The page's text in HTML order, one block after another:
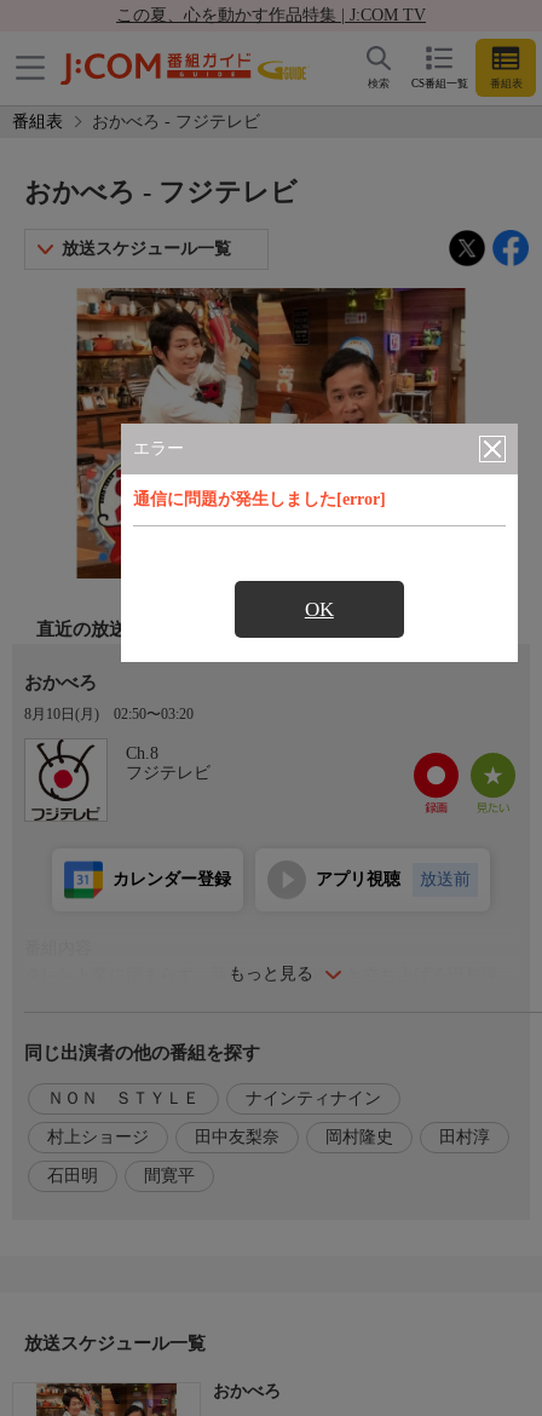
この夏、心を動かす作品特集 | J:COM TV
CS番組一覧 番組表
検索
番組表 おかべろ - フジテレビ
エラー
通信に問題が発生しました[error]
OK
おかべろ - フジテレビ
放送スケジュール一覧
直近の放送
おかべろ
8月10日(月) 02:50〜03:20
Ch.8
フジテレビ
もっと見る
カレンダー登録 アプリ視聴 放送前
タレント業に留まらず、新ビジネスを次々と立ち上げる田村淳
▼近日、パン屋さんが開業!?
夫婦の夢でもある「パン屋さんの開業」を目指してパン屋修業
に行っていた!?
たった「5日間でパン屋さんになれる」という驚きの研修プロ
ジェクトで極上塩パンが誕生!
さらに、日本ではなく海外で開業の理由とは?そして、その話
と疑問から、運動会をやったり、田植えをやったり、皆の遊び場
異業種との交流をはかり、なんとも楽しそうな日々を送る田
同じ出演者の他の番組を探す
ＮＯＮ ＳＴＹＬＥ ナインティナイン
村上ショージ 田中友梨奈 岡村隆史 田村淳
石田明 間寛平
放送スケジュール一覧
おかべろ